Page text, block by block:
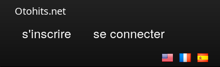
Otohits.net
s'inscrire se connecter